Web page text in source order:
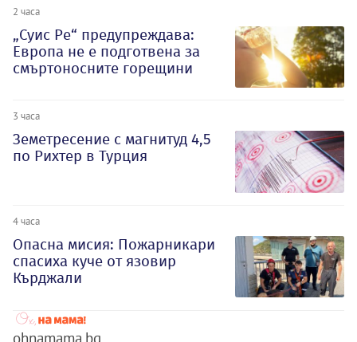
2 часа
„Суис Ре“ предупреждава:
Европа не е подготвена за
смъртоносните горещини
3 часа
Земетресение с магнитуд 4,5
по Рихтер в Турция
4 часа
Опасна мисия: Пожарникари
спасиха куче от язовир
Кърджали
ohnamama.bg